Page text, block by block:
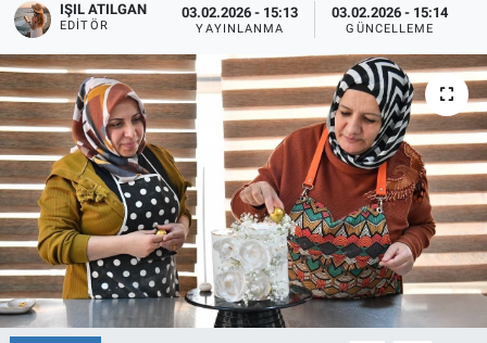
IŞIL ATILGAN
EDITÖR
03.02.2026 - 15:13
YAYINLANMA
03.02.2026 - 15:14
GÜNCELLEME